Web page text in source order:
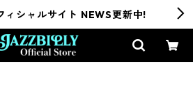
ィシャルサイト NEWS更新中!